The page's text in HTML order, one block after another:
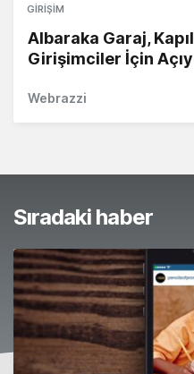
GIRIŞIM
Albaraka Garaj,
Girişimciler İçin
Webrazzi
Sıradaki haber